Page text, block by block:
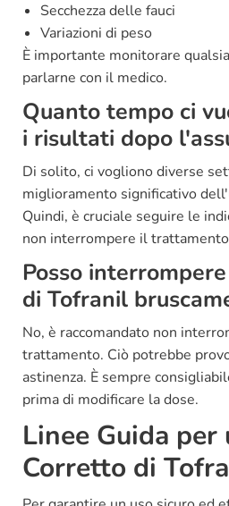
Secchezza delle fauci
Variazioni di peso
È importante monitorare
parlarne con il medico.
Quanto tempo ci
i risultati dopo
Di solito, ci vogliono diverse
miglioramento significativo
Quindi, è cruciale seguire le
non interrompere il
Posso
di Tofranil
No, è raccomandato non
trattamento. Ciò potrebbe
astinenza. È sempre
prima di modificare la dose.
Linee Guida per
Corretto di